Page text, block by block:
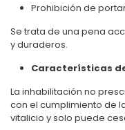
Prohibición de
Se trata de una pena
y duraderos.
Características
La inhabilitación no
con el cumplimiento de
vitalicio y solo puede